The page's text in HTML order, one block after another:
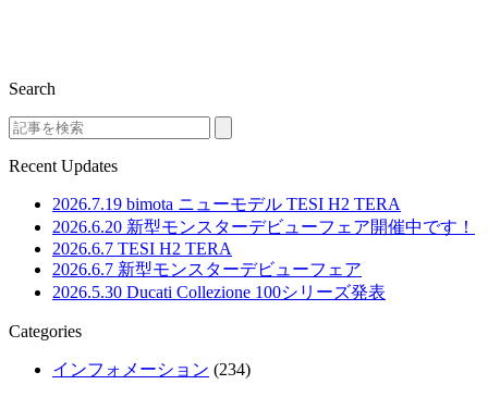
Search
Search
Recent Updates
2026.7.19 bimota ニューモデル TESI H2 TERA
2026.6.20 新型モンスターデビューフェア開催中です！
2026.6.7 TESI H2 TERA
2026.6.7 新型モンスターデビューフェア
2026.5.30 Ducati Collezione 100シリーズ発表
Categories
インフォメーション (234)